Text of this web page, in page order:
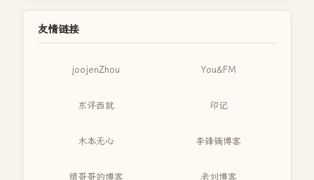
友情链接
joojenZhou You&FM
东评西就 印记
木本无心 李锋镝博客
缙哥哥的博客 老刘博客